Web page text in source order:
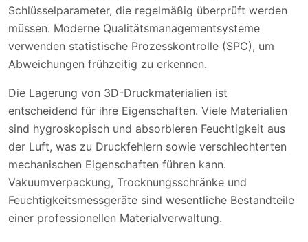
Schlüsselparameter, die regelmäßig überprüft werden
müssen. Moderne Qualitätsmanagementsysteme
verwenden statistische Prozesskontrolle (SPC), um
Abweichungen frühzeitig zu erkennen.
Die Lagerung von 3D-Druckmaterialien ist
entscheidend für ihre Eigenschaften. Viele Materialien
sind hygroskopisch und absorbieren Feuchtigkeit aus
der Luft, was zu Druckfehlern sowie verschlechterten
mechanischen Eigenschaften führen kann.
Vakuumverpackung, Trocknungsschränke und
Feuchtigkeitsmessgeräte sind wesentliche Bestandteile
einer professionellen Materialverwaltung.